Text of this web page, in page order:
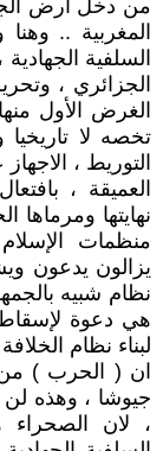
من دخل ارض
المغربية ..
السلفية
الجزائري ،
الغرض الأول
تخصه لا
التوريط ،
العميقة ،
نهايتها
منظمات
يزالون يدعون
نظام شبيه
هي دعوة لإسقاط
لبناء نظام
ان ( الحرب )
جيوشا ، وهذه
، لان